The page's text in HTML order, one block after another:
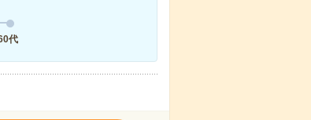
代